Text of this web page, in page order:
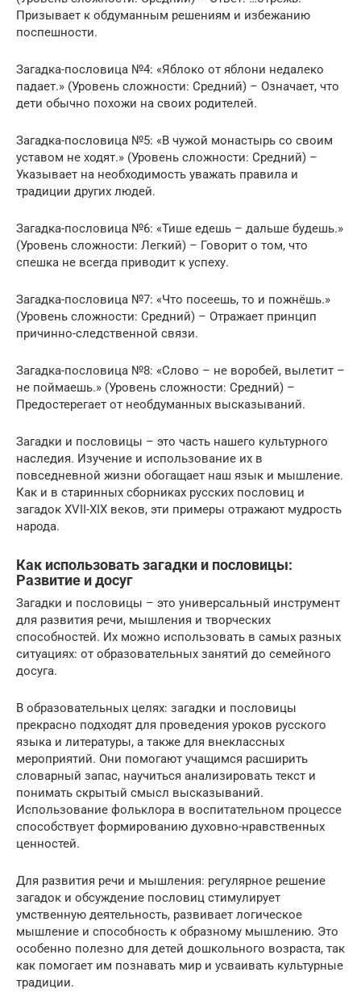
Призывает к обдуманным решениям и избежанию
поспешности.
Загадка-пословица №4: «Яблоко от яблони недалеко
падает.» (Уровень сложности: Средний) – Означает, что
дети обычно похожи на своих родителей.
Загадка-пословица №5: «В чужой монастырь со своим
уставом не ходят.» (Уровень сложности: Средний) –
Указывает на необходимость уважать правила и
традиции других людей.
Загадка-пословица №6: «Тише едешь – дальше будешь.»
(Уровень сложности: Легкий) – Говорит о том, что
спешка не всегда приводит к успеху.
Загадка-пословица №7: «Что посеешь, то и пожнёшь.»
(Уровень сложности: Средний) – Отражает принцип
причинно-следственной связи.
Загадка-пословица №8: «Слово – не воробей, вылетит –
не поймаешь.» (Уровень сложности: Средний) –
Предостерегает от необдуманных высказываний.
Загадки и пословицы – это часть нашего культурного
наследия. Изучение и использование их в
повседневной жизни обогащает наш язык и мышление.
Как и в старинных сборниках русских пословиц и
загадок XVII-XIX веков, эти примеры отражают мудрость
народа.
Как использовать загадки и пословицы:
Развитие и досуг
Загадки и пословицы – это универсальный инструмент
для развития речи, мышления и творческих
способностей. Их можно использовать в самых разных
ситуациях: от образовательных занятий до семейного
досуга.
В образовательных целях: загадки и пословицы
прекрасно подходят для проведения уроков русского
языка и литературы, а также для внеклассных
мероприятий. Они помогают учащимся расширить
словарный запас, научиться анализировать текст и
понимать скрытый смысл высказываний.
Использование фольклора в воспитательном процессе
способствует формированию духовно-нравственных
ценностей.
Для развития речи и мышления: регулярное решение
загадок и обсуждение пословиц стимулирует
умственную деятельность, развивает логическое
мышление и способность к образному мышлению. Это
особенно полезно для детей дошкольного возраста, так
как помогает им познавать мир и усваивать культурные
традиции.